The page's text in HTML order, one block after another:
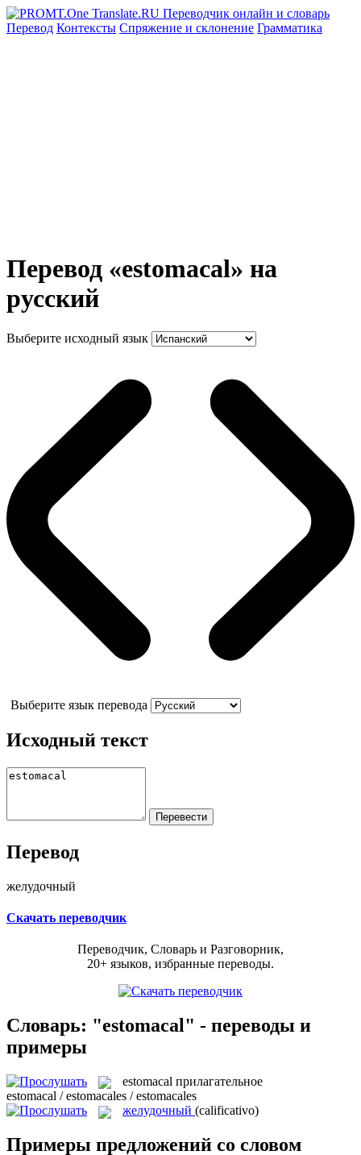
Перевод Контексты Спряжение и склонение Грамматика
Перевод «estomacal» на
русский
Выберите исходный язык
Выберите язык перевода
Исходный текст
Перевод
желудочный
Скачать переводчик
Переводчик, Словарь и Разговорник,
20+ языков, избранные переводы.
Словарь: "estomacal" - переводы и
примеры
estomacal прилагательное
estomacal / estomacales / estomacales
желудочный (calificativo)
Примеры предложений со словом